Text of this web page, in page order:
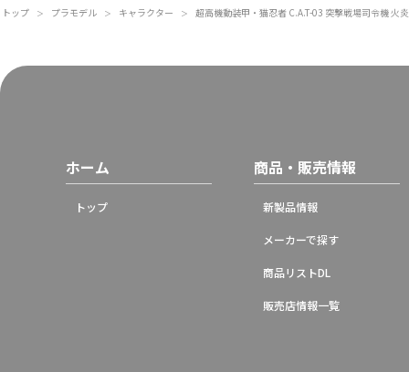
トップ ＞ プラモデル ＞ キャラクター ＞ 超高機動装甲・猫忍者 C.A.T-03 突撃戦場司令機 火炎
ホーム
トップ
商品・販売情報
新製品情報
メーカーで探す
商品リストDL
販売店情報一覧